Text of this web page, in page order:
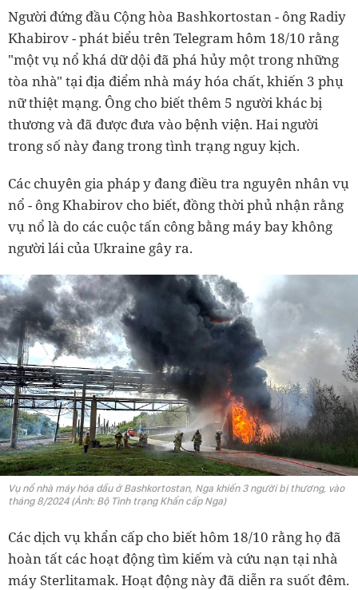
Người đứng đầu Cộng hòa Bashkortostan - ông Radiy
Khabirov - phát biểu trên Telegram hôm 18/10 rằng
"một vụ nổ khá dữ dội đã phá hủy một trong những
tòa nhà" tại địa điểm nhà máy hóa chất, khiến 3 phụ
nữ thiệt mạng. Ông cho biết thêm 5 người khác bị
thương và đã được đưa vào bệnh viện. Hai người
trong số này đang trong tình trạng nguy kịch.
Các chuyên gia pháp y đang điều tra nguyên nhân vụ
nổ - ông Khabirov cho biết, đồng thời phủ nhận rằng
vụ nổ là do các cuộc tấn công bằng máy bay không
người lái của Ukraine gây ra.
Vụ nổ nhà máy hóa dầu ở Bashkortostan, Nga khiến 3 người bị thương, vào
tháng 8/2024 (Ảnh: Bộ Tình trạng Khẩn cấp Nga)
Các dịch vụ khẩn cấp cho biết hôm 18/10 rằng họ đã
hoàn tất các hoạt động tìm kiếm và cứu nạn tại nhà
máy Sterlitamak. Hoạt động này đã diễn ra suốt đêm.